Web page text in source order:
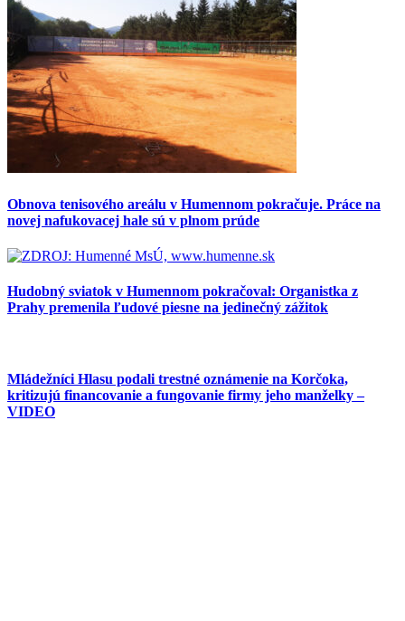
Obnova tenisového areálu v Humennom pokračuje. Práce na
novej nafukovacej hale sú v plnom prúde
Hudobný sviatok v Humennom pokračoval: Organistka z
Prahy premenila ľudové piesne na jedinečný zážitok
Mládežníci Hlasu podali trestné oznámenie na Korčoka,
kritizujú financovanie a fungovanie firmy jeho manželky –
VIDEO